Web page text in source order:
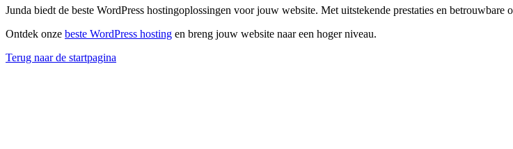
Junda biedt de beste WordPress hostingoplossingen voor jouw website. Met uitstekende prestaties en
Ontdek onze beste WordPress hosting en breng jouw website naar een hoger niveau.
Terug naar de startpagina